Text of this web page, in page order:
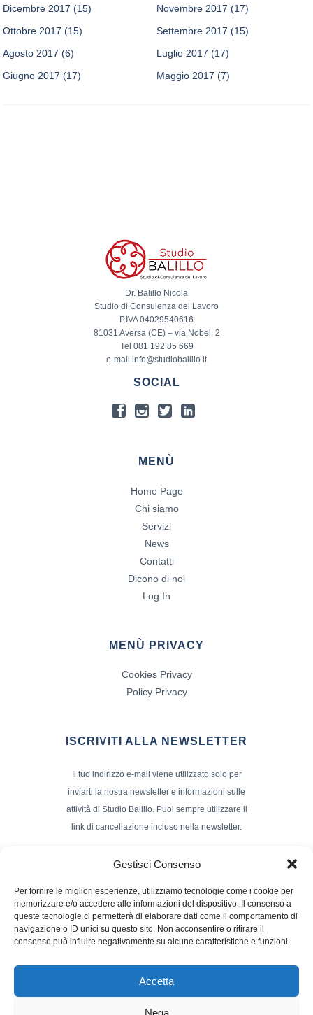
Gestisci Consenso
Per fornire le migliori esperienze, utilizziamo tecnologie come i cookie per
memorizzare e/o accedere alle informazioni del dispositivo. Il consenso a
queste tecnologie ci permetterà di elaborare dati come il comportamento di
navigazione o ID unici su questo sito. Non acconsentire o ritirare il
consenso può influire negativamente su alcune caratteristiche e funzioni.
Accetta
Nega
Dicembre 2017 (15) Novembre 2017 (17)
Ottobre 2017 (15) Settembre 2017 (15)
Agosto 2017 (6) Luglio 2017 (17)
Giugno 2017 (17) Maggio 2017 (7)
Dr. Balillo Nicola
Studio di Consulenza del Lavoro
P.IVA 04029540616
81031 Aversa (CE) – via Nobel, 2
Tel 081 192 85 669
e-mail info@studiobalillo.it
SOCIAL
MENÙ
Home Page
Chi siamo
Servizi
News
Contatti
Dicono di noi
Log In
MENÙ PRIVACY
Cookies Privacy
Policy Privacy
ISCRIVITI ALLA NEWSLETTER
Il tuo indirizzo e-mail viene utilizzato solo per
inviarti la nostra newsletter e informazioni sulle
attività di Studio Balillo. Puoi sempre utilizzare il
link di cancellazione incluso nella newsletter.
Nome e Cognome